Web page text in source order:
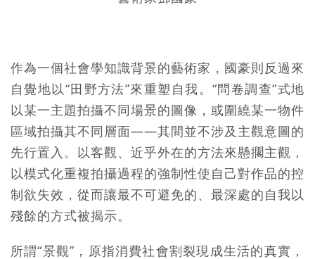
作為一個社會學知識背景的藝術家，國豪則反過來
自覺地以“田野方法”來重塑自我。“問卷調查”式地
以某一主題拍攝不同場景的圖像，或圍繞某一物件
區域拍攝其不同層面——其間並不涉及主觀意圖的
先行置入。以客觀、近乎外在的方法來懸擱主觀，
以模式化重複拍攝過程的強制性使自己對作品的控
制欲失效，從而讓最不可避免的、最深處的自我以
殘餘的方式被揭示。
所謂“景觀”，原指消費社會割裂現成生活的真實，